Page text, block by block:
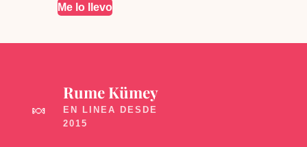
Me lo llevo
🍬
Rume Kümey